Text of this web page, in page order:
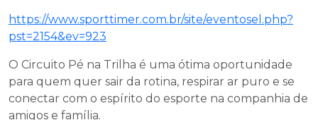
https://www.sporttimer.com.br/site/eventosel.php?
pst=2154&ev=923
O Circuito Pé na Trilha é uma ótima oportunidade
para quem quer sair da rotina, respirar ar puro e se
conectar com o espírito do esporte na companhia de
amigos e família.